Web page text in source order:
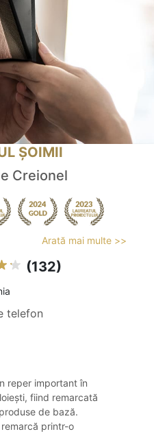
ȘOIMII
Creionel
Arată mai multe >>
(132)
telefon
reper important în
fiind remarcată
de bază.
printr-o